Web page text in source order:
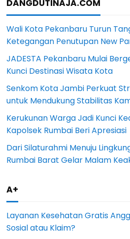
DANGDUTINAJA.COM
Wali Kota Pekanbaru Turun
Ketegangan Penutupan New
JADESTA Pekanbaru Mulai
Kunci Destinasi Wisata Kota
Senkom Kota Jambi Perkuat
untuk Mendukung Stabilitas
Kerukunan Warga Jadi Kunci
Kapolsek Rumbai Beri Apresiasi
Dari Silaturahmi Menuju
Rumbai Barat Gelar Malam
A+
Layanan Kesehatan Gratis
Sosial atau Klaim?